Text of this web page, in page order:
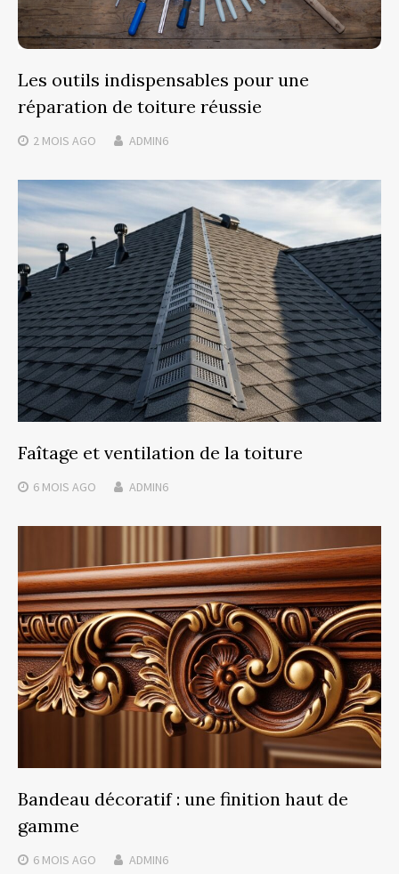
Les outils indispensables pour une
réparation de toiture réussie
2 MOIS AGO ADMIN6
Faîtage et ventilation de la toiture
6 MOIS AGO ADMIN6
Bandeau décoratif : une finition haut de
gamme
6 MOIS AGO ADMIN6